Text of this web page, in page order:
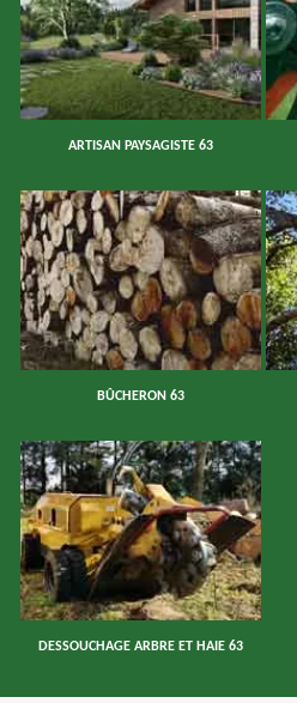
ARTISAN PAYSAGISTE 63
BÛCHERON 63
DESSOUCHAGE ARBRE ET HAIE 63